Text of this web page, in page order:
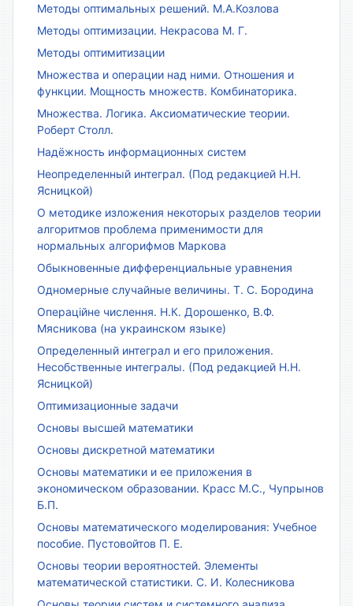
Методы оптимальных решений. М.А.Козлова
Методы оптимизации. Некрасова М. Г.
Методы оптимитизации
Множества и операции над ними. Отношения и
функции. Мощность множеств. Комбинаторика.
Множества. Логика. Аксиоматические теории.
Роберт Столл.
Надёжность информационных систем
Неопределенный интеграл. (Под редакцией Н.Н.
Ясницкой)
О методике изложения некоторых разделов теории
алгоритмов проблема применимости для
нормальных алгорифмов Маркова
Обыкновенные дифференциальные уравнения
Одномерные случайные величины. Т. С. Бородина
Операційне числення. Н.К. Дорошенко, В.Ф.
Мясникова (на украинском языке)
Определенный интеграл и его приложения.
Несобственные интегралы. (Под редакцией Н.Н.
Ясницкой)
Оптимизационные задачи
Основы высшей математики
Основы дискретной математики
Основы математики и ее приложения в
экономическом образовании. Красс М.С., Чупрынов
Б.П.
Основы математического моделирования: Учебное
пособие. Пустовойтов П. Е.
Основы теории вероятностей. Элементы
математической статистики. С. И. Колесникова